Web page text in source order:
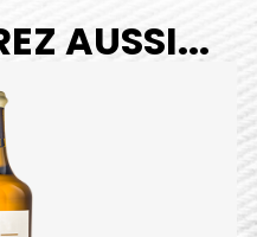
AUSSI...